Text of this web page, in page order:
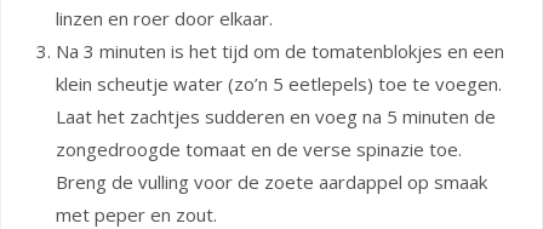
linzen en roer door elkaar.
Na 3 minuten is het tijd om de tomatenblokjes en een
klein scheutje water (zo’n 5 eetlepels) toe te voegen.
Laat het zachtjes sudderen en voeg na 5 minuten de
zongedroogde tomaat en de verse spinazie toe.
Breng de vulling voor de zoete aardappel op smaak
met peper en zout.